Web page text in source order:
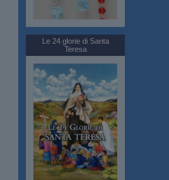
Le 24 glorie di Santa
Teresa